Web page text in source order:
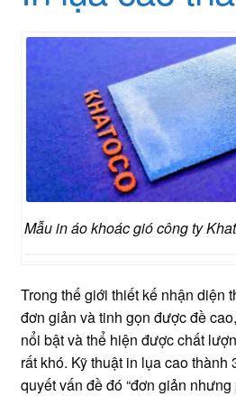
Mẫu in áo khoác gió công ty
Trong thế giới thiết kế nhận diện
đơn giản và tinh gọn được đề
nổi bật và thể hiện được chất
rất khó. Kỹ thuật in lụa cao thành
quyết vấn đề đó “đơn giản nhưng